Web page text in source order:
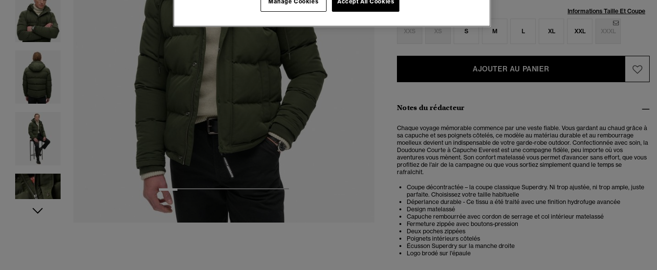
1
Choisis Taille: Informations Taille Et Coupe
XXS XS S M L XL XXL XXXL
AJOUTER AU PANIER
Notes du rédacteur
Chaque voyage mémorable commence par une veste fiable. Vous gardant au chaud grâce à
sa capuche et ses poignets côtelés, ce modèle au matériau durable et au rembourrage
moelleux devient un indispensable de votre garde-robe outdoor. Confectionnée avec soin, la
Doudoune Courte à Capuche Everest est une compagne fidèle, peu importe où vos
aventures vous mènent. Son confort matelassé vous permet d'avancer sans effort, que vous
profitiez de l'air de la campagne ou que vous sortiez simplement quand le temps se
rafraîchit.
Coupe décontractée – la coupe classique Superdry. Ni trop ajustée, ni trop ample, juste
parfaite. Choisissez votre taille habituelle
Déperlance durable - Ce tissu a été traité avec une finition hydrofuge avancée
Design matelassé
Capuche rembourrée avec cordon de serrage et col intérieur matelassé
Fermeture zippée avec boutons-pression
Deux poches zippées
Poignets intérieurs côtelés
Écusson Superdry sur la manche droite
Logo brodé sur l'épaule